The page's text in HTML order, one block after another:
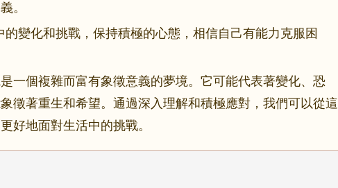
。
的變化和挑戰，保持積極的心態，相信自己有能力克服困
一個複雜而富有象徵意義的夢境。它可能代表著變化、恐
徵著重生和希望。通過深入理解和積極應對，我們可以從這
好地面對生活中的挑戰。